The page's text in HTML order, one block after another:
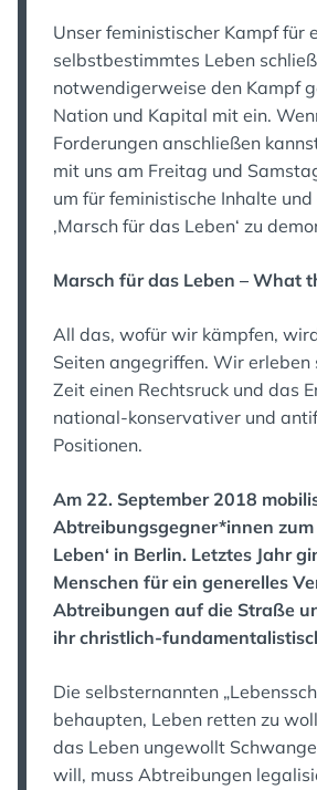
Unser feministischer Kampf für
selbstbestimmtes Leben
notwendigerweise den Kampf
Nation und Kapital mit ein.
Forderungen anschließen
mit uns am Freitag und
um für feministische Inhalte
‚Marsch für das Leben‘ zu
Marsch für das Leben – What
All das, wofür wir kämpfen,
Seiten angegriffen. Wir erleben
Zeit einen Rechtsruck und das
national-konservativer und
Positionen.
Am 22. September 2018
Abtreibungsgegner*innen zum
Leben‘ in Berlin. Letztes Jahr
Menschen für ein generelles
Abtreibungen auf die Straße
ihr christlich-
Die selbsternannten
behaupten, Leben retten zu
das Leben ungewollt
will, muss Abtreibungen